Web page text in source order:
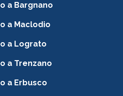
a Bargnano
a Maclodio
a Lograto
a Trenzano
a Erbusco